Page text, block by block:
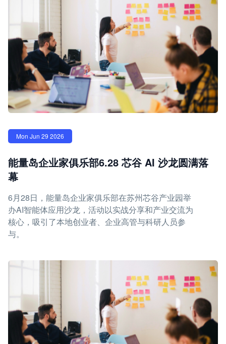
Mon Jun 29 2026
能量岛企业家俱乐部6.28 芯谷 AI 沙龙圆满落
幕
6月28日，能量岛企业家俱乐部在苏州芯谷产业园举
办AI智能体应用沙龙，活动以实战分享和产业交流为
核心，吸引了本地创业者、企业高管与科研人员参
与。